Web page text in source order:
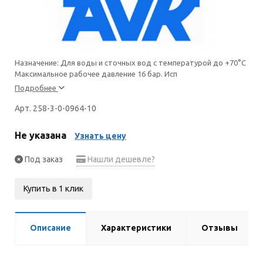
Назначение: Для воды и сточных вод с температурой до +70°С
Максимальное рабочее давление 16 бар. Исп
Подробнее
Арт. 258-3-0-0964-10
Не указана Узнать цену
Под заказ Нашли дешевле?
Купить в 1 клик
Описание Характеристики Отзывы